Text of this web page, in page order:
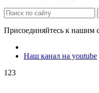
Присоединяйтесь к нашим
Наш канал на youtube
123